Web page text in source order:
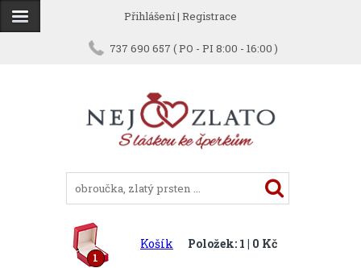
Přihlášení| Registrace
737 690 657 ( PO - PI 8:00 - 16:00 )
1
Košík Položek: 1 | 0 Kč